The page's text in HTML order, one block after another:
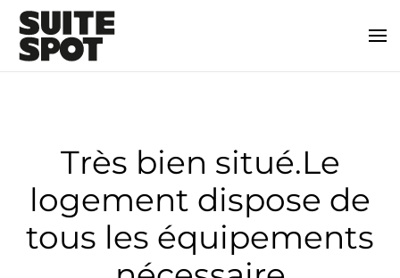
Très bien situé.Le
logement dispose de
tous les équipements